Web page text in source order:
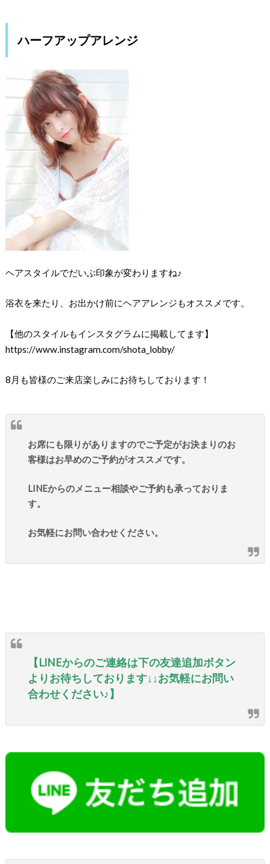
ハーフアップアレンジ
ヘアスタイルでだいぶ印象が変わりますね♪
浴衣を来たり、お出かけ前にヘアアレンジもオススメです。
【他のスタイルもインスタグラムに掲載してます】
https://www.instagram.com/shota_lobby/
8月も皆様のご来店楽しみにお待ちしております！
お席にも限りがありますのでご予定がお決まりのお
客様はお早めのご予約がオススメです。
LINEからのメニュー相談やご予約も承っておりま
す。
お気軽にお問い合わせください。
【LINEからのご連絡は下の友達追加ボタン
よりお待ちしております↓↓お気軽にお問い
合わせください♪】